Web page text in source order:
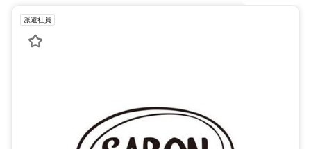
派遣社員